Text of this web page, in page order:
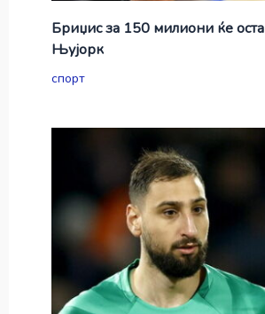
Бриџис за 150 милиони ќе
Њујорк
спорт